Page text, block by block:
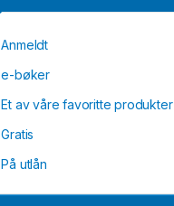
Anmeldt
e-bøker
Et av våre favoritte produkter
Gratis
På utlån